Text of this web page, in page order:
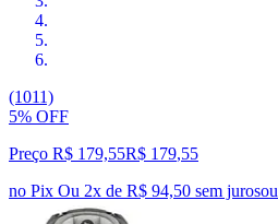
(1011)
5% OFF
Preço R$ 179,55R$ 179,55
no Pix Ou 2x de R$ 94,50 sem jurosou